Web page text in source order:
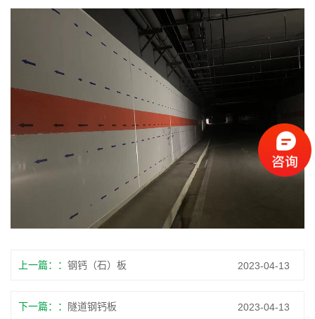
上一篇： 钢钙（石）板 2023-04-13
下一篇： 隧道钢钙板 2023-04-13